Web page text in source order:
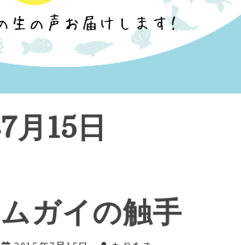
月15日
ガイの触手